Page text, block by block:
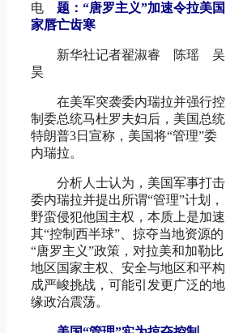
电 题：“唐罗主义”加速令拉美国
家唇亡齿寒
新华社记者翟淑睿 陈瑶 吴
昊
在美军突袭委内瑞拉并强行控
制委总统马杜罗夫妇后，美国总统
特朗普3日宣称，美国将“管理”委
内瑞拉。
分析人士认为，美国军事打击
委内瑞拉并提出所谓“管理”计划，
野蛮侵犯他国主权，本质上是加速
其“控制西半球”、掠夺当地资源的
“唐罗主义”政策，对拉美和加勒比
地区国家主权、安全与地区和平构
成严峻挑战，可能引发更广泛的地
缘政治震荡。